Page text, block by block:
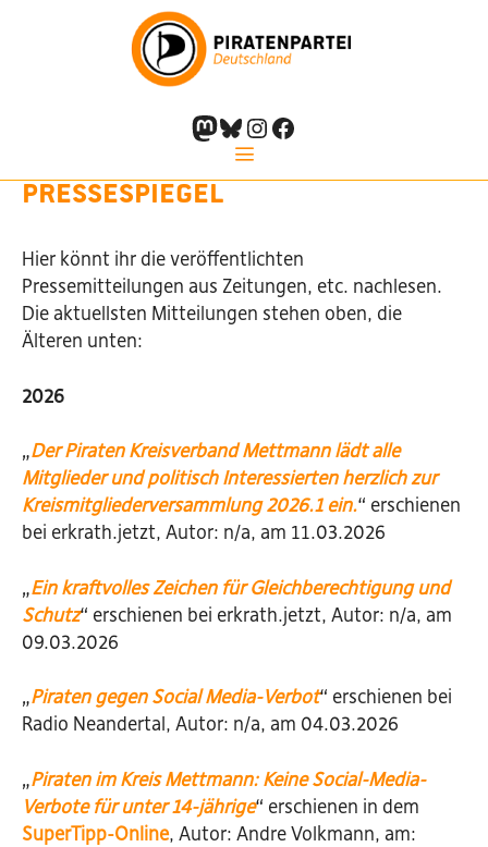
Mastodon
Bluesky
Instagram
Facebook
Pressespiegel
Hier könnt ihr die veröffentlichten
Pressemitteilungen aus Zeitungen, etc. nachlesen.
Die aktuellsten Mitteilungen stehen oben, die
Älteren unten:
2026
„Der Piraten Kreisverband Mettmann lädt alle
Mitglieder und politisch Interessierten herzlich zur
Kreismitgliederversammlung 2026.1 ein.“ erschienen
bei erkrath.jetzt, Autor: n/a, am 11.03.2026
„Ein kraftvolles Zeichen für Gleichberechtigung und
Schutz“ erschienen bei erkrath.jetzt, Autor: n/a, am
09.03.2026
„Piraten gegen Social Media-Verbot“ erschienen bei
Radio Neandertal, Autor: n/a, am 04.03.2026
„Piraten im Kreis Mettmann: Keine Social-Media-
Verbote für unter 14-jährige“ erschienen in dem
SuperTipp-Online, Autor: Andre Volkmann, am: